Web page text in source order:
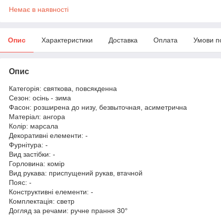
Немає в наявності
Опис Характеристики Доставка Оплата Умови
Опис
Категорія: святкова, повсякденна
Сезон: осінь - зима
Фасон: розширена до низу, безвыточная, асиметрична
Матеріал: ангора
Колір: марсала
Декоративні елементи: -
Фурнітура: -
Вид застібки: -
Горловина: комір
Вид рукава: приспущений рукав, втачной
Пояс: -
Конструктивні елементи: -
Комплектація: светр
Догляд за речами: ручне прання 30°